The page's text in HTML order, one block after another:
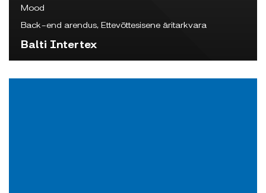
Mood
Back-end arendus, Ettevõttesisene äritarkvara
Balti Intertex